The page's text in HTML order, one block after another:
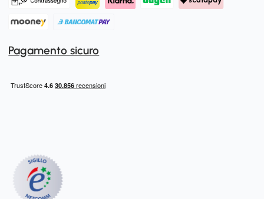
Pagamento sicuro